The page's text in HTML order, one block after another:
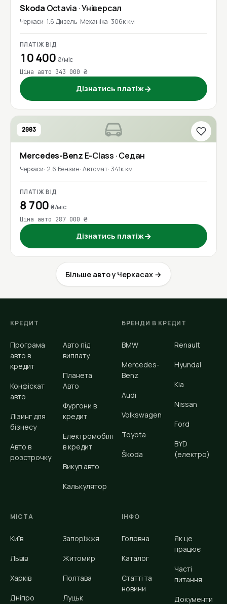
Skoda Octavia · Універсал
Черкаси 1.6 Дизель Механіка 306к км
ПЛАТІЖ ВІД
10 400 ₴/міс
Ціна авто 343 000 ₴
Дізнатись платіж→
2003
Mercedes-Benz E-Class · Седан
Черкаси 2.6 Бензин Автомат 341к км
ПЛАТІЖ ВІД
8 700₴/міс
Ціна авто 287 000 ₴
Дізнатись платіж→
Більше авто у Черкасах →
КРЕДИТ
Програма
авто в
кредит
Конфіскат
авто
Лізинг для
бізнесу
Авто в
розстрочку
Авто під
виплату
Планета
Авто
Фургони в
кредит
Електромобілі
в кредит
Викуп авто
Калькулятор
БРЕНДИ В КРЕДИТ
BMW
Mercedes-
Benz
Audi
Volkswagen
Toyota
Škoda
Renault
Hyundai
Kia
Nissan
Ford
BYD
(електро)
МІСТА
Київ
Львів
Харків
Дніпро
Запоріжжя
Житомир
Полтава
Луцьк
ІНФО
Головна
Каталог
Статті та
новини
Як це
працює
Часті
питання
Документи